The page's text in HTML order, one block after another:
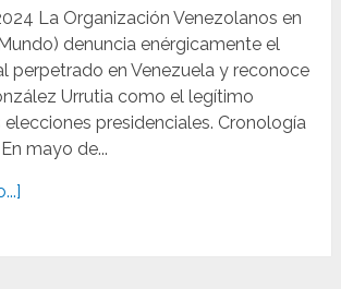
La Organización Venezolanos en
denuncia enérgicamente el
perpetrado en Venezuela y reconoce
Urrutia como el legítimo
presidenciales. Cronología
mayo de...